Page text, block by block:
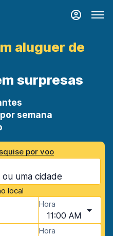
aluguer de
surpresas
semana
por voo
local
Hora
11:00 AM
Hora